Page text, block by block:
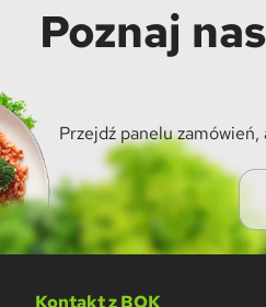
Poznaj
Przejdź panelu
Kontakt z BOK